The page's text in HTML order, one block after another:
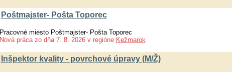
Poštmajster- Pošta Toporec
Pracovné miesto Poštmajster- Pošta Toporec
Nová práca zo dňa 7. 8. 2026 v regióne Kežmarok
Inšpektor kvality - povrchové úpravy (M/Ž)